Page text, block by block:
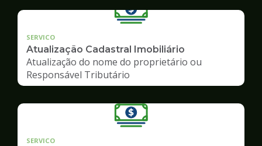
SERVICO
Atualização Cadastral Imobiliário
Atualização do nome do proprietário ou
Responsável Tributário
SERVICO